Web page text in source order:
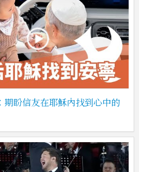
期盼信友在耶穌內找到心中的